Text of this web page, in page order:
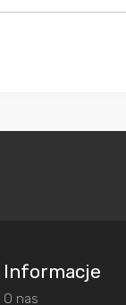
Informacje
O nas